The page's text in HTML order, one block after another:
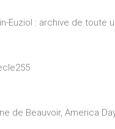
Euziol : archive de toute
de Beauvoir, America